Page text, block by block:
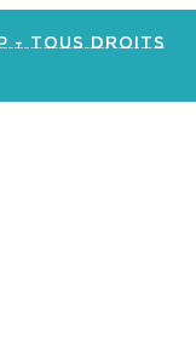
- Tous Droits